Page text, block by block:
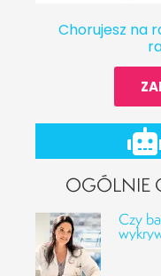
Chorujesz na
OGÓLNIE
Czy